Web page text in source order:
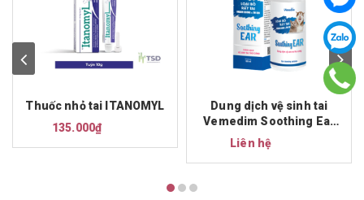
Thuốc nhỏ tai ITANOMYL
135.000₫
Dung dịch vệ sinh tai
Vemedim Soothing Ear
100ml
Liên hệ